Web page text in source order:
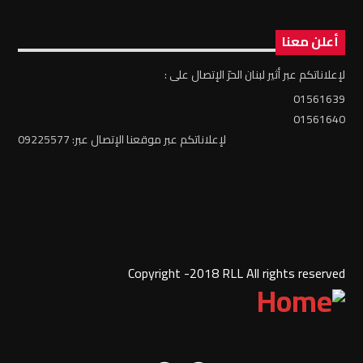
أعلن معنا
لإعلاناتكم عبر أثير لبنان الحرّ الإتصال على :
01561639
01561640
لإعلاناتكم عبر موقعنا الإتصال عبر: 09225577
Copyright -2018 RLL All rights reserved